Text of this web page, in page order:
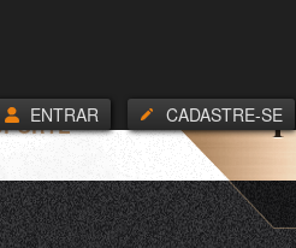
CADASTRE-SE
ENTRAR